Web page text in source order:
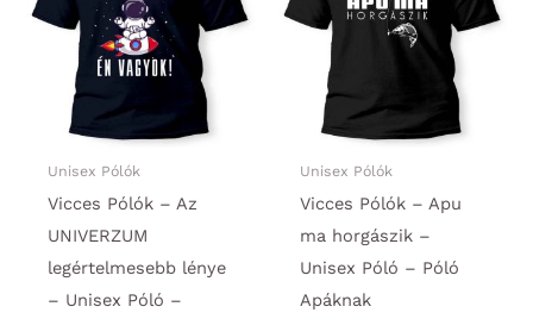
változatok
termékoldalon
választhatók
A
Unisex Pólók
Vicces Pólók – Az
UNIVERZUM
legértelmesebb lénye
– Unisex Póló –
Unisex Pólók
Vicces Pólók – Apu
ma horgászik –
Unisex Póló – Póló
Apáknak